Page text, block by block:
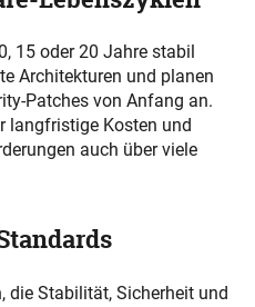
15 oder 20 Jahre stabil
Architekturen und planen
Patches von Anfang an.
langfristige Kosten und
auch über viele
die Stabilität, Sicherheit und